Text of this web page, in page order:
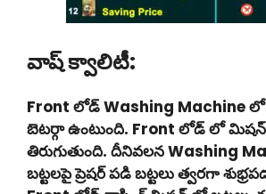
వాష్ క్వాలిటీ:
Front లోడ్ Washing Machine
బెటర్గా ఉంటుంది. Front లోడ్ లో మిషన్
తిరుగుతుంది. దీనివలన Washing
బట్టలపై ప్రెషర్ పడి బట్టలు త్వరగా